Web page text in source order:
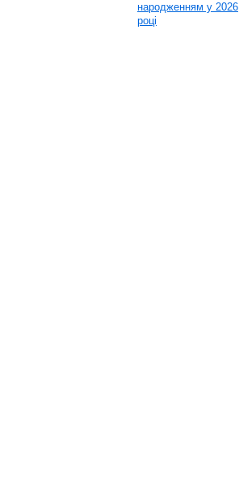
народженням у 2026
році